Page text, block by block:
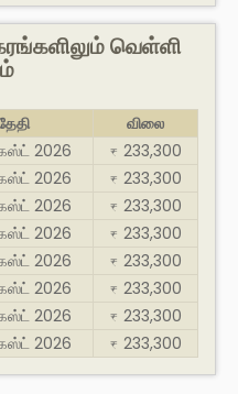
வெள்ளி
விலை
2026 ₹ 233,300
2026 ₹ 233,300
2026 ₹ 233,300
2026 ₹ 233,300
2026 ₹ 233,300
2026 ₹ 233,300
2026 ₹ 233,300
2026 ₹ 233,300